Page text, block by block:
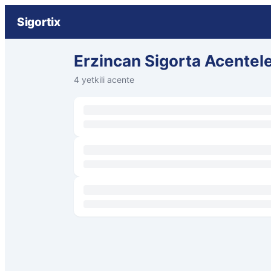
Sigortix
Erzincan Sigorta
4 yetkili acente